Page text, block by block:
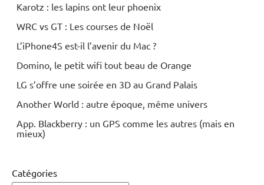
Karotz : les lapins ont leur phoenix
WRC vs GT : Les courses de Noël
L’iPhone4S est-il l’avenir du Mac ?
Domino, le petit wifi tout beau de Orange
LG s’offre une soirée en 3D au Grand Palais
Another World : autre époque, même univers
App. Blackberry : un GPS comme les autres (mais en
mieux)
Catégories